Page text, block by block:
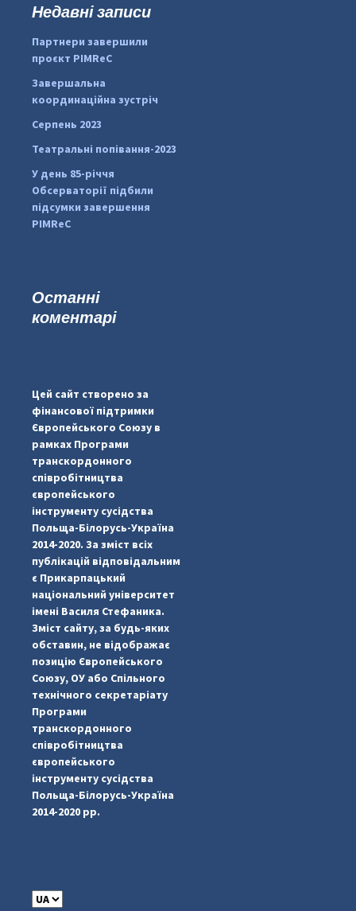
pimrec_project
#PipIvanToday
pimrec_project
:Недавні записи
Партнери завершили
проєкт PIMReC
Завершальна
координаційна зустріч
Серпень 2023
Театральні попівання-2023
У день 85-річчя
Обсерваторії підбили
підсумки завершення
PIMReC
Останні
коментарі
Цей сайт створено за
фінансової підтримки
Європейського Союзу в
рамках Програми
транскордонного
співробітництва
європейського
інструменту сусідства
Польща-Білорусь-Україна
2014-2020. За зміст всіх
публікацій відповідальним
є Прикарпацький
національний університет
імені Василя Стефаника.
Зміст сайту, за будь-яких
обставин, не відображає
позицію Європейського
Союзу, ОУ або Спільного
технічного секретаріату
Програми
транскордонного
співробітництва
європейського
інструменту сусідства
Польща-Білорусь-Україна
2014-2020 рр.
C